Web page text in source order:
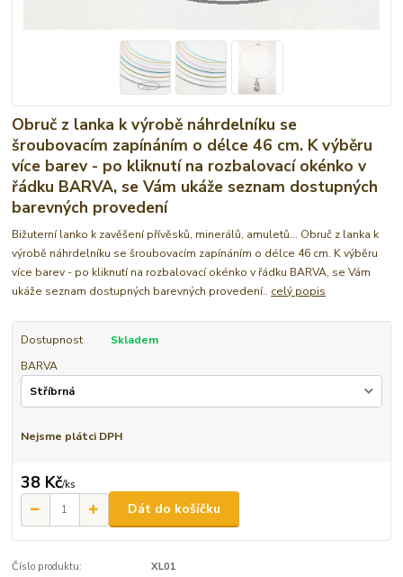
Obruč z lanka k výrobě náhrdelníku se
šroubovacím zapínáním o délce 46 cm. K výběru
více barev - po kliknutí na rozbalovací okénko v
řádku BARVA, se Vám ukáže seznam dostupných
barevných provedení
Bižuterní lanko k zavěšení přívěsků, minerálů, amuletů... Obruč z lanka k
výrobě náhrdelníku se šroubovacím zapínáním o délce 46 cm. K výběru
více barev - po kliknutí na rozbalovací okénko v řádku BARVA, se Vám
ukáže seznam dostupných barevných provedení.. celý popis
Dostupnost
Skladem
BARVA
Nejsme plátci DPH
38 Kč/ks
Dát do košíčku
Číslo produktu: XL01